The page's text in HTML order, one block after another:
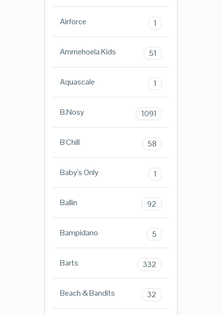
Airforce 1
Ammehoela Kids 51
Aquascale 1
B.Nosy 1091
B'Chill 58
Baby's Only 1
Ballin 92
Bampidano 5
Barts 332
Beach & Bandits 32